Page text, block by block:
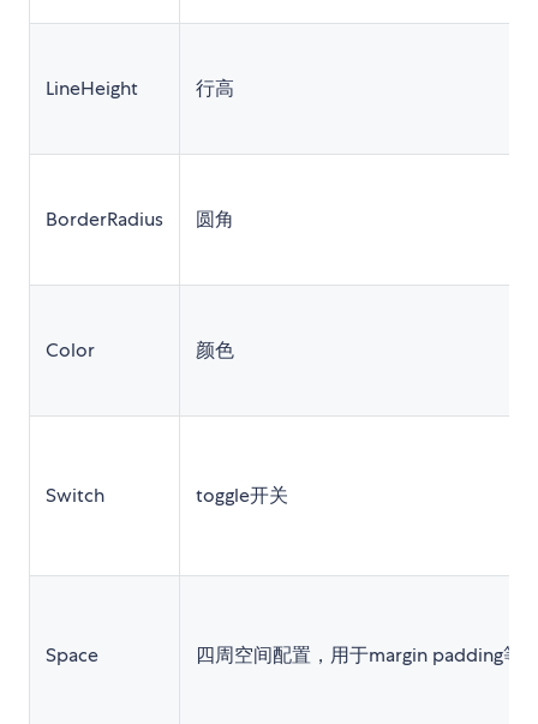
LineHeight 行高
BorderRadius 圆角
Color 颜色
Switch toggle开关
Space 四周空间配置，用于margin padding等